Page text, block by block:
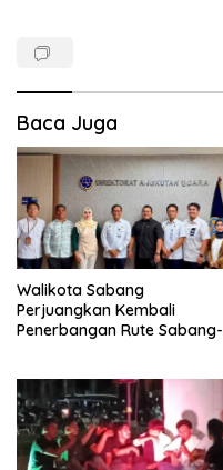
Baca Juga
Walikota Sabang
Perjuangkan Kembali
Penerbangan Rute Sabang-